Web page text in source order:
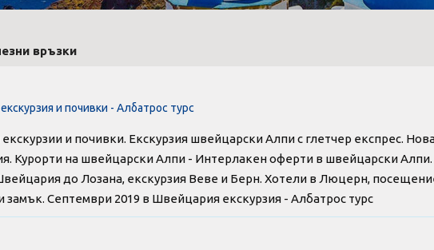
връзки
и почивки - Албатрос турс
и почивки. Екскурзия швейцарски Алпи с глетчер експрес.
Курорти на швейцарски Алпи - Интерлакен оферти в швейцарски Алпи.
до Лозана, екскурзия Веве и Берн. Хотели в Люцерн,
замък. Септември 2019 в Швейцария екскурзия - Албатрос турс